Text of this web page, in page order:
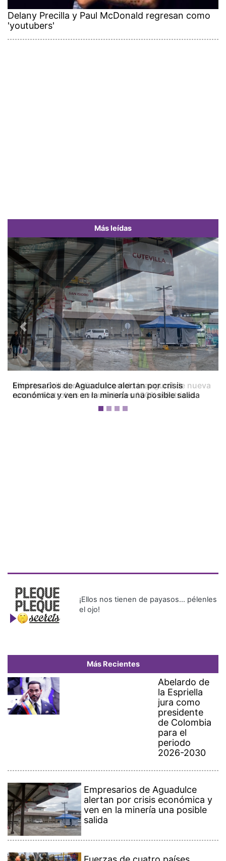
Delany Precilla y Paul McDonald regresan como
'youtubers'
Más leídas
Empresarios de Aguadulce alertan por crisis
económica y ven en la minería una posible salida
Previous Next
¡Ellos nos tienen de payasos… pélenles
el ojo!
Más Recientes
Abelardo de
la Espriella
jura como
presidente
de Colombia
para el
periodo
2026-2030
Empresarios de Aguadulce
alertan por crisis económica y
ven en la minería una posible
salida